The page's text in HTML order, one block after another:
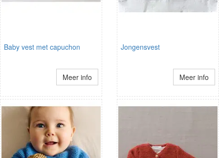
Baby vest met capuchon
Meer info
Jongensvest
Meer info